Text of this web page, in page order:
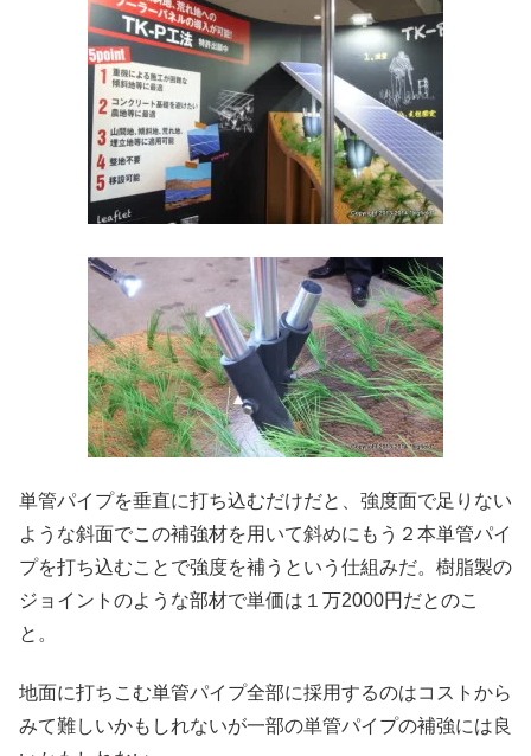
単管パイプを垂直に打ち込むだけだと、強度面で足りない
ような斜面でこの補強材を用いて斜めにもう２本単管パイ
プを打ち込むことで強度を補うという仕組みだ。樹脂製の
ジョイントのような部材で単価は１万2000円だとのこ
と。
地面に打ちこむ単管パイプ全部に採用するのはコストから
みて難しいかもしれないが一部の単管パイプの補強には良